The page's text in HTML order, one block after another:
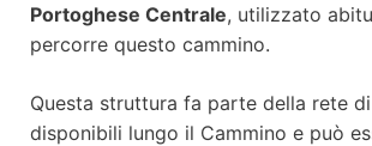
Portoghese Centrale, utilizzato
percorre questo cammino.
Questa struttura fa parte della rete
disponibili lungo il Cammino e può